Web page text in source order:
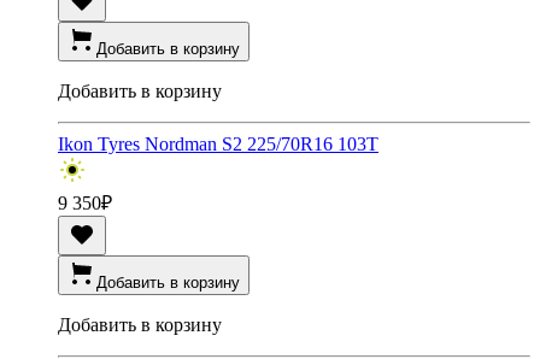
Добавить в корзину
Добавить в корзину
Ikon Tyres Nordman S2 225/70R16 103T
9 350₽
Добавить в корзину
Добавить в корзину